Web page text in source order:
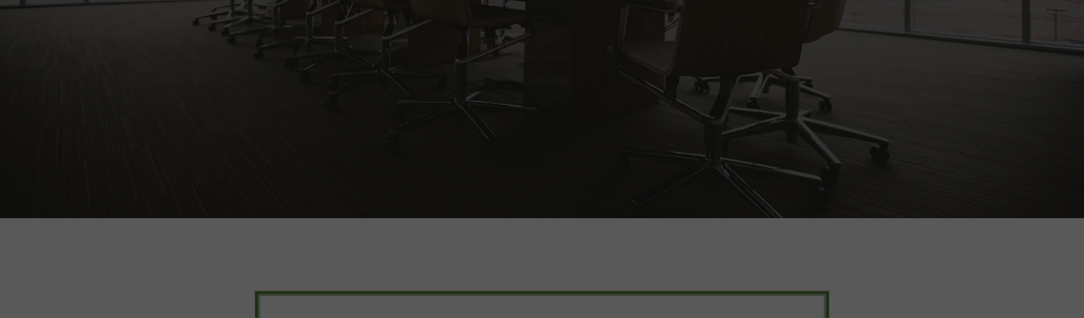
Wynajem działki i altany w ROD jest niezgodny z
Drzewa i krzewy ozdobne w świetle regulaminu ROD
Koci problem w ROD. Dla kogo są ogrody działkowe?